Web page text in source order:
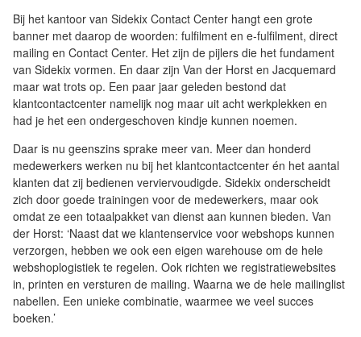
Bij het kantoor van Sidekix Contact Center hangt een grote
banner met daarop de woorden: fulfilment en e-fulfilment, direct
mailing en Contact Center. Het zijn de pijlers die het fundament
van Sidekix vormen. En daar zijn Van der Horst en Jacquemard
maar wat trots op. Een paar jaar geleden bestond dat
klantcontactcenter namelijk nog maar uit acht werkplekken en
had je het een ondergeschoven kindje kunnen noemen.
Daar is nu geenszins sprake meer van. Meer dan honderd
medewerkers werken nu bij het klantcontactcenter én het aantal
klanten dat zij bedienen verviervoudigde. Sidekix onderscheidt
zich door goede trainingen voor de medewerkers, maar ook
omdat ze een totaalpakket van dienst aan kunnen bieden. Van
der Horst: ‘Naast dat we klantenservice voor webshops kunnen
verzorgen, hebben we ook een eigen warehouse om de hele
webshoplogistiek te regelen. Ook richten we registratiewebsites
in, printen en versturen de mailing. Waarna we de hele mailinglist
nabellen. Een unieke combinatie, waarmee we veel succes
boeken.’